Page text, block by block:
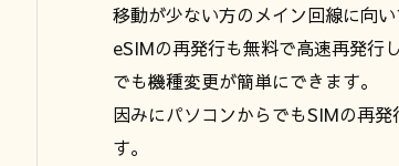
移動が少ない方のメイン回線に向い
eSIMの再発行も無料で高速再発行
でも機種変更が簡単にできます。
因みにパソコンからでもSIMの再
す。